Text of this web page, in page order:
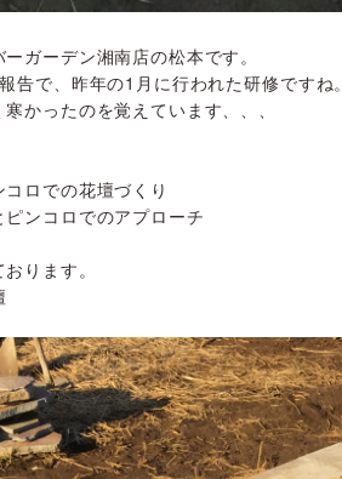
ガーデン湘南店の松本です。
告で、昨年の1月に行われた研修ですね。
かったのを覚えています、、、
ロでの花壇づくり
ンコロでのアプローチ
ります。